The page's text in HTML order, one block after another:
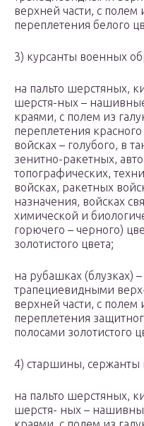
верхней части, с полем
переплетения белого
3) курсанты военных
на пальто шерстяных,
шерстя-ных –
краями, с полем из
переплетения
войсках – голубого, в
зенитно-ракетных,
топографических,
войсках, ракетных
назначения, войсках
химической и
горючего – черного)
золотистого цвета;
на рубашках (блузках)
трапециевидными
верхней части, с полем
переплетения
полосами золотистого
4) старшины,
на пальто шерстяных,
шерстя- ных –